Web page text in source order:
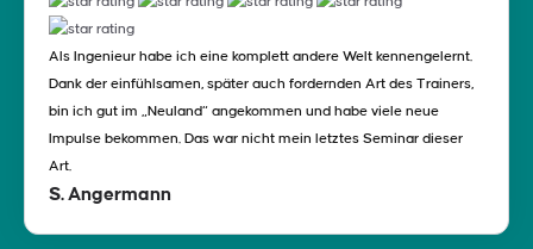
Als Ingenieur habe ich eine komplett andere Welt kennengelernt.
Dank der einfühlsamen, später auch fordernden Art des Trainers,
bin ich gut im „Neuland“ angekommen und habe viele neue
Impulse bekommen. Das war nicht mein letztes Seminar dieser
Art.
S. Angermann